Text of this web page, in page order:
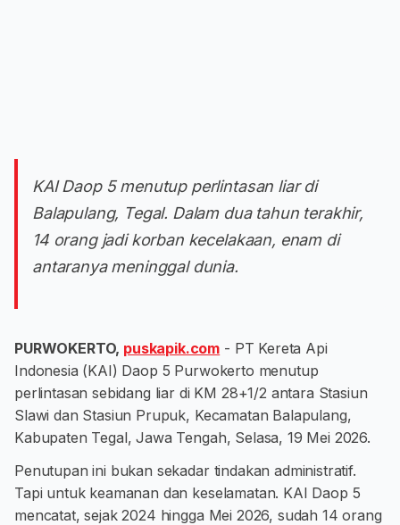
KAI Daop 5 menutup perlintasan liar di
Balapulang, Tegal. Dalam dua tahun terakhir,
14 orang jadi korban kecelakaan, enam di
antaranya meninggal dunia.
PURWOKERTO, puskapik.com - PT Kereta Api
Indonesia (KAI) Daop 5 Purwokerto menutup
perlintasan sebidang liar di KM 28+1/2 antara Stasiun
Slawi dan Stasiun Prupuk, Kecamatan Balapulang,
Kabupaten Tegal, Jawa Tengah, Selasa, 19 Mei 2026.
Penutupan ini bukan sekadar tindakan administratif.
Tapi untuk keamanan dan keselamatan. KAI Daop 5
mencatat, sejak 2024 hingga Mei 2026, sudah 14 orang